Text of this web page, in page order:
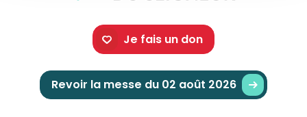
Je fais un don
Revoir la messe du 02 août 2026